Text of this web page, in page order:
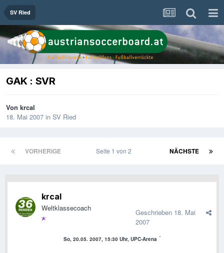
SV Ried
GAK : SVR
Von krcal
18. Mai 2007 in SV Ried
VORHERIGE NÄCHSTE
Seite 1 von 2
krcal
Weltklassecoach Geschrieben 18. Mai
2007
So, 20.05. 2007, 15:30 Uhr, UPC-Arena ´